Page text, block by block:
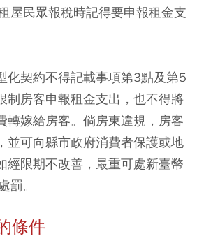
屋民眾報稅時記得要申報租金支
化契約不得記載事項第3點及第5
制房客申報租金支出，也不得將
轉嫁給房客。倘房東違規，房客
並可向縣市政府消費者保護或地
經限期不改善，最重可處新臺幣
罰。
條件